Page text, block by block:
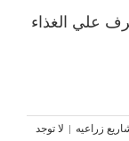
علي الغذاء
زراعيه | لا توجد